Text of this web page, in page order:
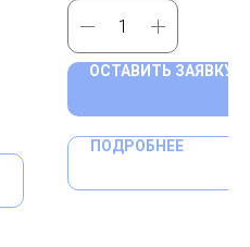
Цена по запросу
ОСТАВИТЬ ЗАЯВКУ
ПОДРОБНЕЕ